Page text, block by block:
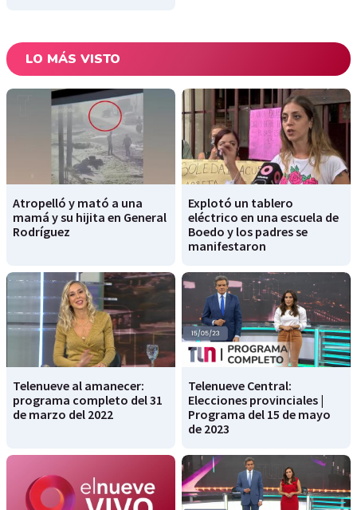
LO MÁS VISTO
Atropelló y mató a una
mamá y su hijita en General
Rodríguez
Explotó un tablero
eléctrico en una escuela de
Boedo y los padres se
manifestaron
Telenueve al amanecer:
programa completo del 31
de marzo del 2022
Telenueve Central:
Elecciones provinciales |
Programa del 15 de mayo
de 2023